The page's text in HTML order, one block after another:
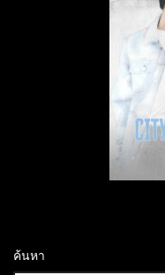
ค้นหา